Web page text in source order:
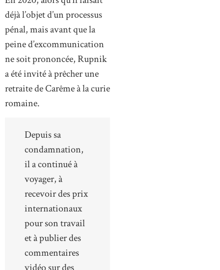
déjà l’objet d’un processus
pénal, mais avant que la
peine d’excommunication
ne soit prononcée, Rupnik
a été invité à prêcher une
retraite de Carême à la curie
romaine.
Depuis sa
condamnation,
il a continué à
voyager, à
recevoir des prix
internationaux
pour son travail
et à publier des
commentaires